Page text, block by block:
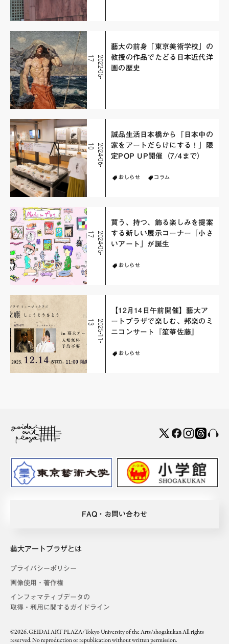
2
0
2
2
-
0
5
-
1
7
藝大の前身「東京美術学校」の
教授の作品でたどる日本近代洋
画の歴史
2
0
2
4
-
0
6
-
1
0
誠品生活日本橋から「日本中の
家をアートだらけにする！」限
定POP UP開催（7/4まで）
おしらせ コラム
2
0
2
4
-
0
5
-
1
7
買う、持つ、飾る楽しみを提案
する新しい展示コーナー「小さ
いアート」が誕生
おしらせ
2
0
2
5
-
1
1
-
1
3
【12月14日午前開催】藝大ア
ートプラザで楽しむ、邦楽のミ
ニコンサート『笙箏佐藤』
おしらせ
FAQ・お問い合わせ
藝大アートプラザとは
プライバシーポリシー
画像使用・著作権
インフォマティブデータの
取得・利用に関するガイドライン
©2026. GEIDAI ART PLAZA/Tokyo University of the Arts/shogakukan All rights
reserved. No reproduction or republication without written permission.